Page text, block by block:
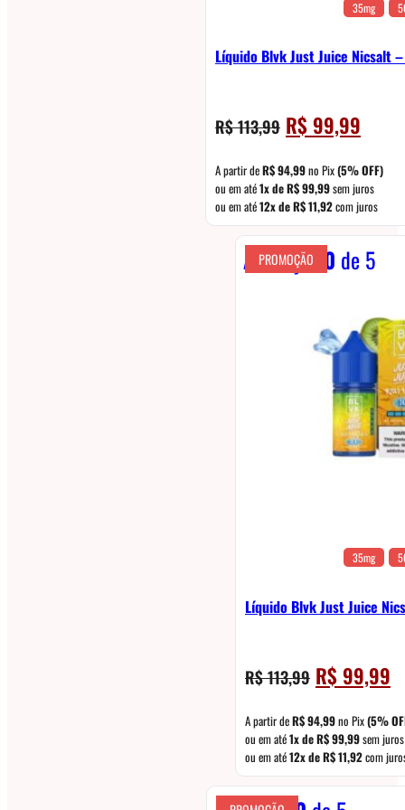
35mg
Líquido Blvk Just Juice Nicsalt
R$113,99 O
preço
original
era:
R$ 113,99.
R$99,99
preço
atual
é:
R$
A partir deR$94,99no Pix(5% OFF)
ou em até1x deR$99,99sem juros
ou em até12x deR$11,92com juros
Avaliação 0 de 5
PROMOÇÃO
35mg
Líquido Blvk Just Juice
R$113,99 O
preço
original
era:
R$ 113,99.
R$99,99
é:
A partir deR$94,99no Pix(5%
ou em até1x deR$99,99sem juros
ou em até12x deR$11,92com